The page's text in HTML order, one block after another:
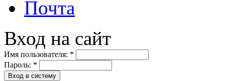
Почта
Вход на сайт
Имя пользователя: *
Пароль: *
Вход в систему